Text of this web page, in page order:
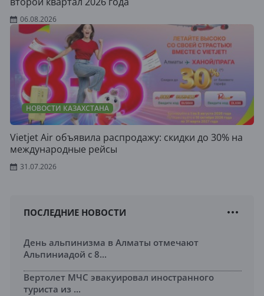
06.08.2026
НОВОСТИ КАЗАХСТАНА
Vietjet Air объявила распродажу: скидки до 30% на
международные рейсы
31.07.2026
ПОСЛЕДНИЕ НОВОСТИ
День альпинизма в Алматы отмечают
Альпиниадой с 8...
Вертолет МЧС эвакуировал иностранного
туриста из ...